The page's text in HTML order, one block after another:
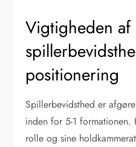
Vigtigheden af
positionering
Spillerbevidsthed er
inden for 5-1 formationen.
rolle og sine